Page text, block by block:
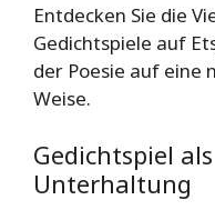
Entdecken Sie die
Gedichtspiele auf
der Poesie auf eine
Weise.
Gedichtspiel
Unterhaltung